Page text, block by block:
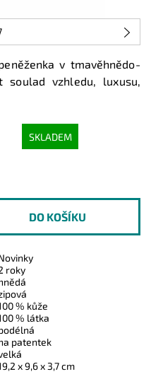
v tmavěhnědo-
vzhledu, luxusu,
SKLADEM
roky
% kůže
% látka
patentek
x 9,6 x 3,7 cm